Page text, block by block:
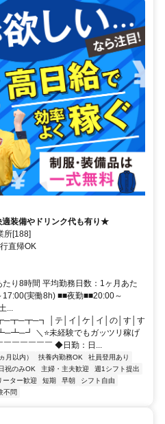
装備やドリンク代も有り★
所[188]
直帰OK
り8時間 平均勤務日数：1ヶ月あた
実働8h) ■■夜勤■■20:00～
...
│テ│イ│ケ│イ│の│す│す
＼⭐未経験でもガッツリ稼げ
￣￣￣￣￣￣ ◆日勤：日...
月以内） 扶養内勤務OK
社員登用あり
祝のみOK 主婦・主夫歓迎
週1シフト提出
ーター歓迎 短期 早朝
シフト自由
不問